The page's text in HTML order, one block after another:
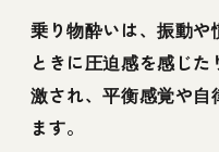
乗り物酔いは、振動や
ときに圧迫感を感じ
激され、平衡感覚や自
ます。